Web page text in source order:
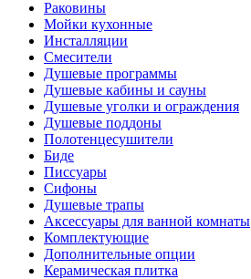
Раковины
Мойки кухонные
Инсталляции
Смесители
Душевые программы
Душевые кабины и сауны
Душевые уголки и ограждения
Душевые поддоны
Полотенцесушители
Биде
Писсуары
Сифоны
Душевые трапы
Аксессуары для ванной комнаты
Комплектующие
Дополнительные опции
Керамическая плитка